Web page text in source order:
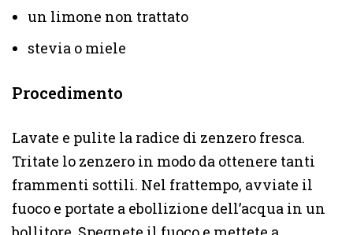
un limone non trattato
stevia o miele
Procedimento
Lavate e pulite la radice di zenzero fresca.
Tritate lo zenzero in modo da ottenere tanti
frammenti sottili. Nel frattempo, avviate il
fuoco e portate a ebollizione dell’acqua in un